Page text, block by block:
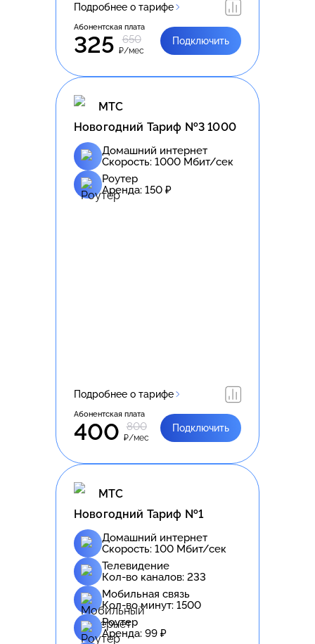
Подробнее о тарифе
Абонентская плата
325 650
₽/мес
Подключить
МТС
Новогодний Тариф №3 1000
Домашний интернет
Скорость: 1000 Мбит/сек
Роутер
Аренда: 150 ₽
Подробнее о тарифе
Абонентская плата
400 800
₽/мес
Подключить
МТС
Новогодний Тариф №1
Домашний интернет
Скорость: 100 Мбит/сек
Телевидение
Кол-во каналов: 233
Мобильная связь
Кол-во минут: 1500
Роутер
Аренда: 99 ₽